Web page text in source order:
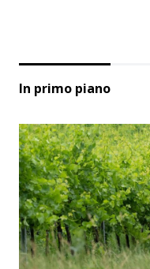
In primo piano